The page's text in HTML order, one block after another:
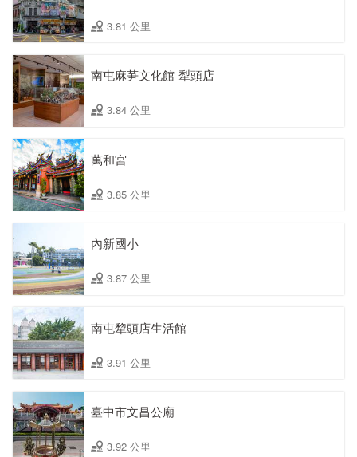
3.81 公里
南屯麻芛文化館ˍ犁頭店
3.84 公里
萬和宮
3.85 公里
內新國小
3.87 公里
南屯犂頭店生活館
3.91 公里
臺中市文昌公廟
3.92 公里